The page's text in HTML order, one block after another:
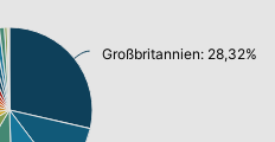
Großbritannien: 28,32%